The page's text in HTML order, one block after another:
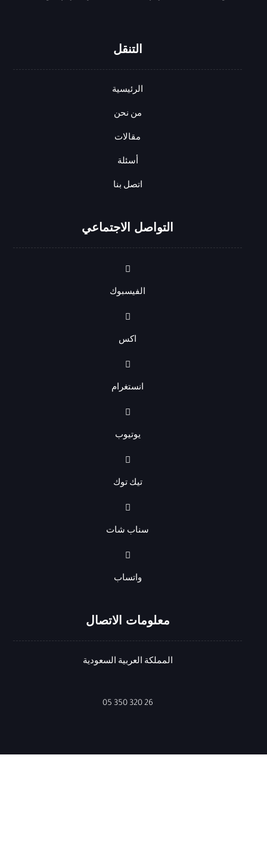
التنقل
الرئيسية
من نحن
مقالات
أسئلة
اتصل بنا
التواصل الاجتماعي
الفيسبوك
اكس
انستغرام
يوتيوب
تيك توك
سناب شات
واتساب
معلومات الاتصال
المملكة العربية السعودية
26 320 350 05